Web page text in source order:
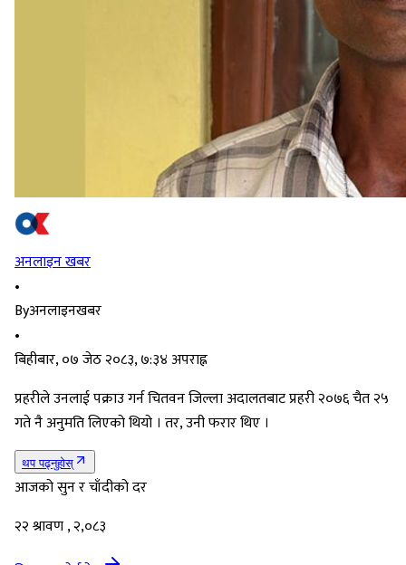
अनलाइन खबर
•
Byअनलाइनखबर
•
बिहीबार, ०७ जेठ २०८३, ७:३४ अपराह्न
प्रहरीले उनलाई पक्राउ गर्न चितवन जिल्ला अदालतबाट प्रहरी २०७६ चैत २५
गते नै अनुमति लिएको थियो । तर, उनी फरार थिए ।
थप पढ्नुहोस्
आजको सुन र चाँदीको दर
२२ श्रावण , २,०८३